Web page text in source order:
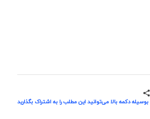
بوسیله دکمه بالا می‌توانید این مطلب را به اشتراک بگذارید